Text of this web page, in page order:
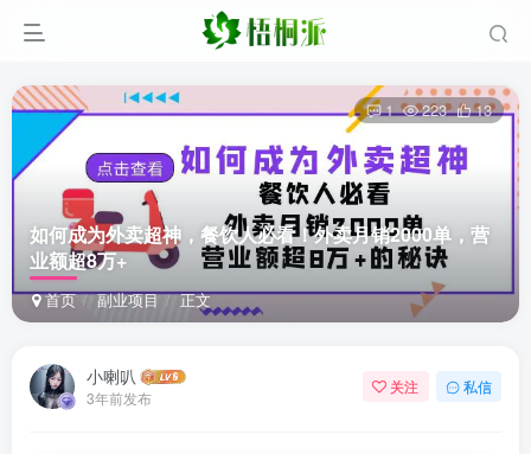
如何成为外卖超神，餐饮人必看！外卖月销2000单，营
业额超8万+
首页 副业项目 正文
1 223 13
小喇叭
3年前发布
关注 私信